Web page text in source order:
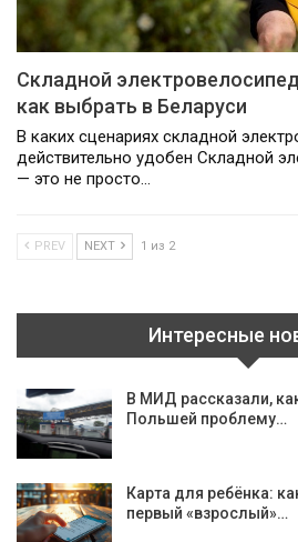
Складной
как выбрать в Беларуси
В каких сценариях складной
действительно удобен Складной
— это не просто…
PREV NEXT 1 из 2
Интересные
В МИД рассказали,
Польшей проблему…
Карта для ребёнка:
первый «взрослый»…